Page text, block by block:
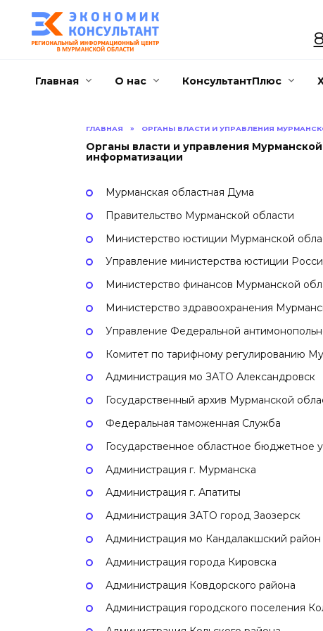
содержанию
Главная О нас КонсультантПлюс
ГЛАВНАЯ » ОРГАНЫ ВЛАСТИ И УПРАВЛЕНИЯ
Органы власти и управления
информатизации
Мурманская областная Дума
Правительство Мурманской области
Министерство юстиции Мурманской
Управление министерства юстиции
Министерство финансов Мурманской
Министерство здравоохранения
Управление Федеральной
Комитет по тарифному регулированию
Администрация мо ЗАТО Александровск
Государственный архив Мурманской
Федеральная таможенная Служба
Государственное областное бюджетное
Администрация г. Мурманска
Администрация г. Апатиты
Администрация ЗАТО город Заозерск
Администрация мо Кандалакшский район
Администрация города Кировска
Администрация Ковдорского района
Администрация городского поселения